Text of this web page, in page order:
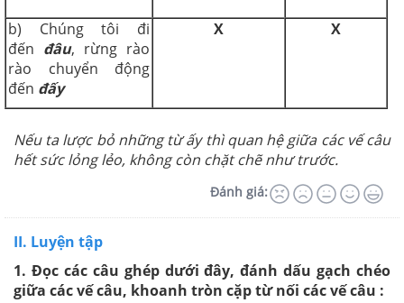
b) Chúng tôi đi
đến đâu, rừng rào
rào chuyển động
đến đấy
X X
Nếu ta lược bỏ những từ ấy thì quan hệ giữa các vế câu
hết sức lỏng lẻo, không còn chặt chẽ như trước.
Đánh giá:
II. Luyện tập
1. Đọc các câu ghép dưới đây, đánh dấu gạch chéo
giữa các vếcâu, khoanh tròn cặp từ nối các vế câu :